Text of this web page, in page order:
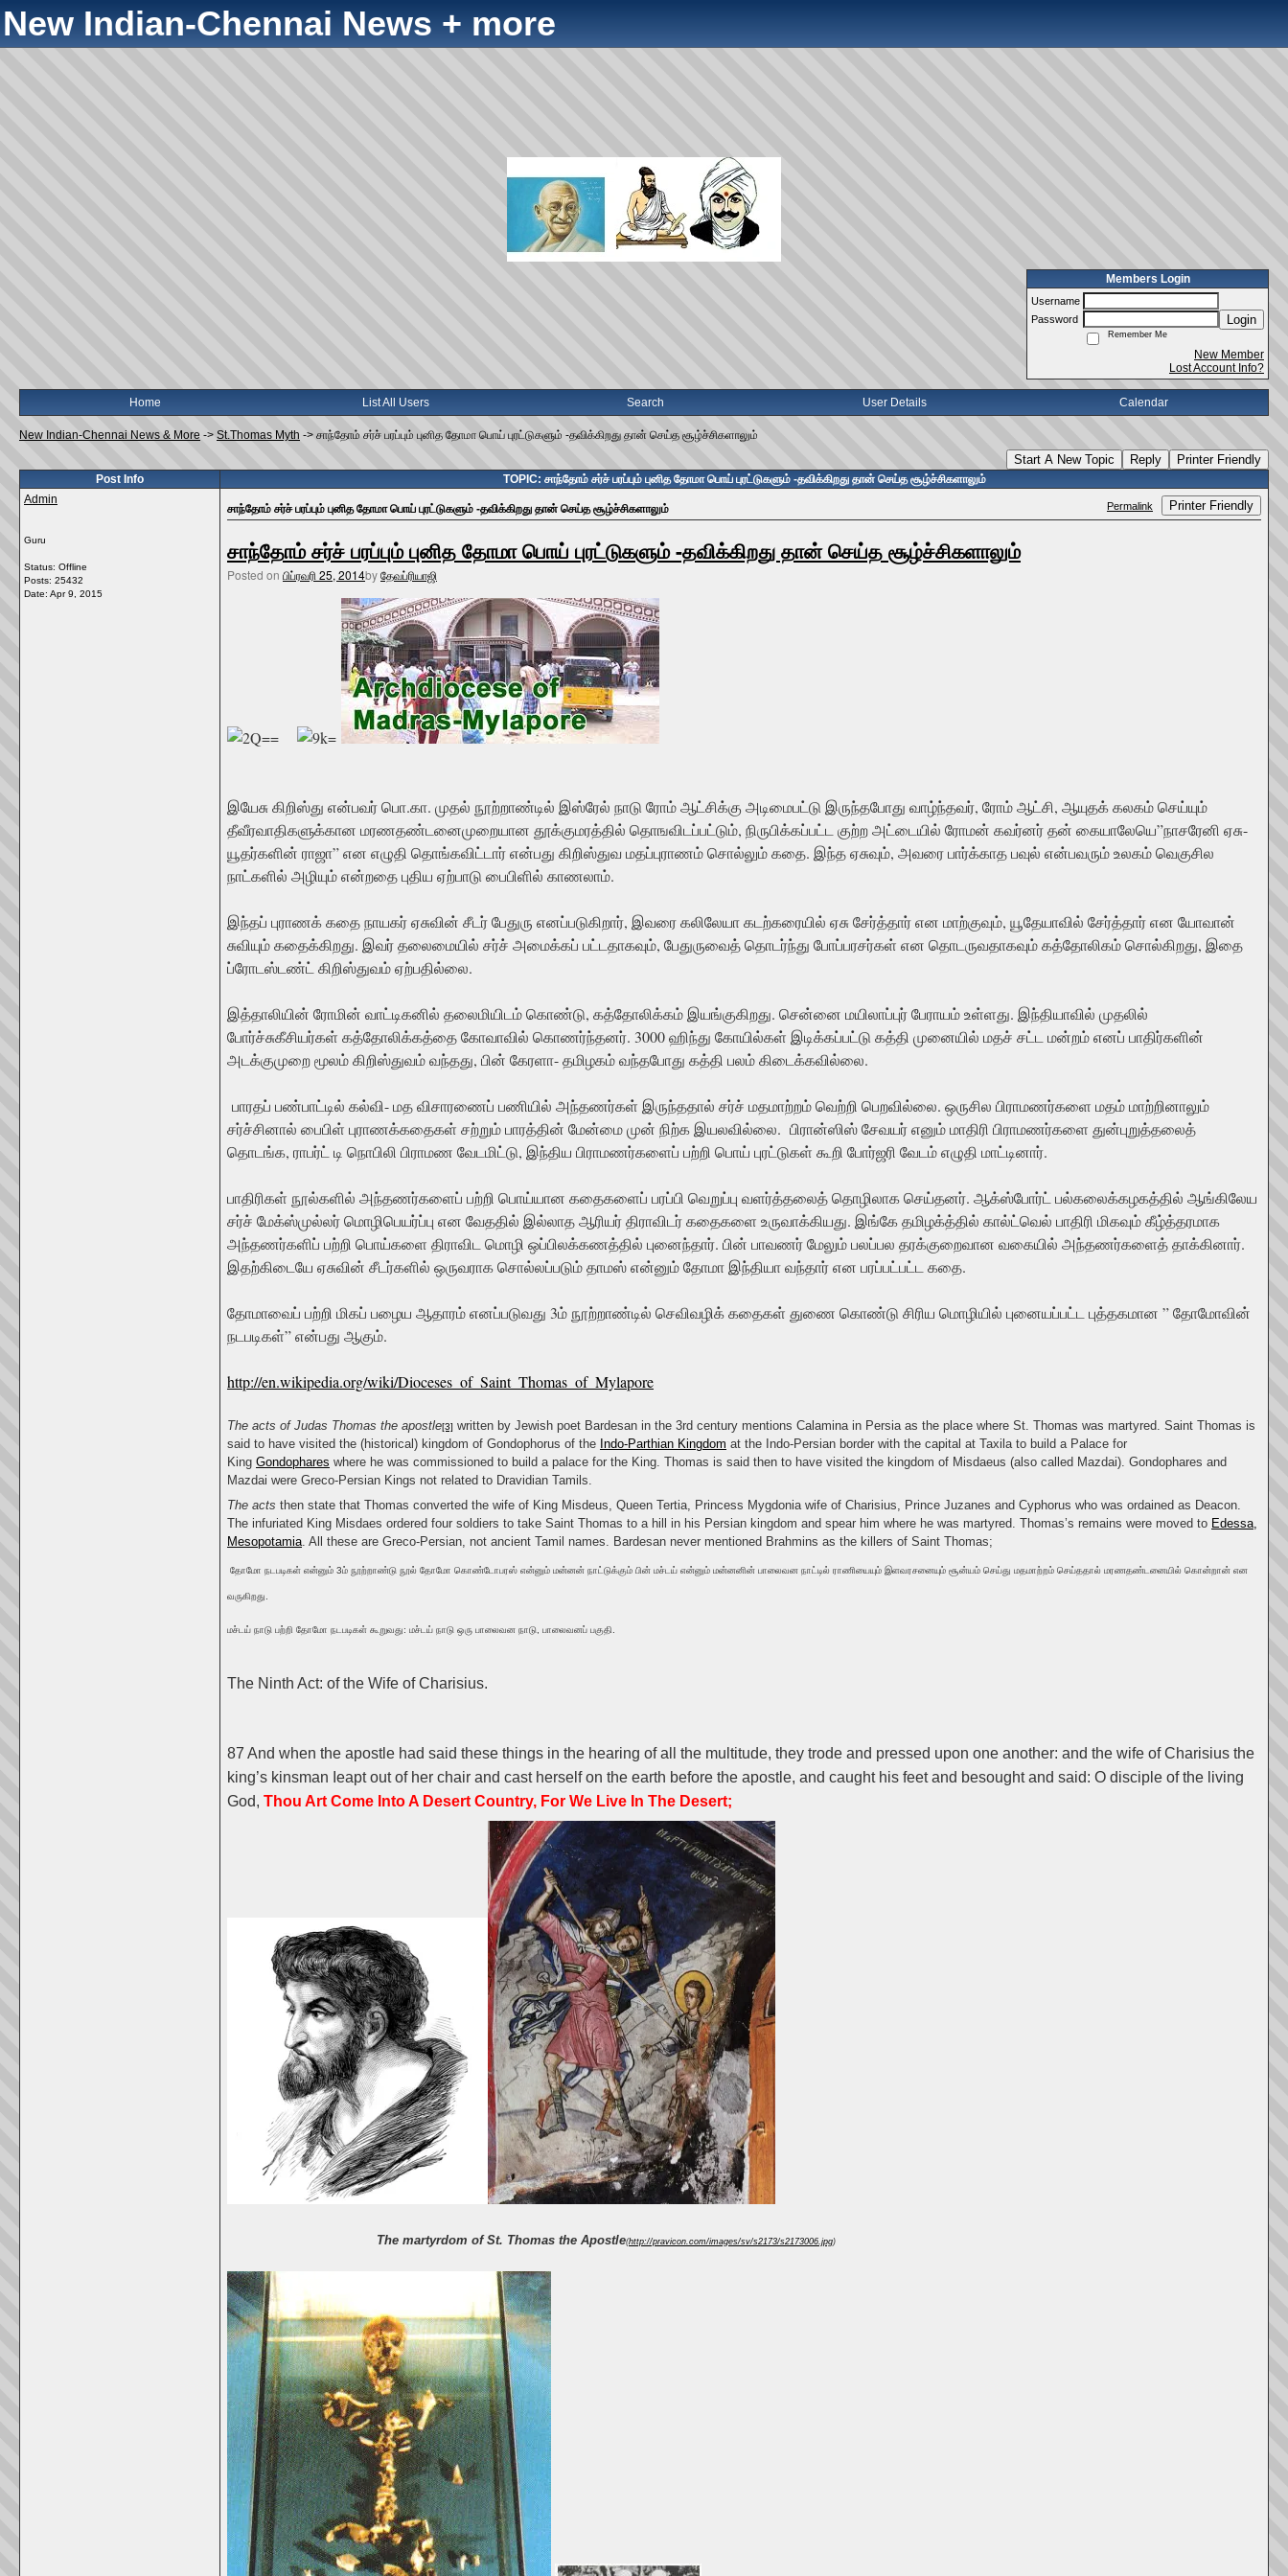
New Indian-Chennai News + more
Members Login
Username
Password
Login
Remember Me
New Member
Lost Account Info?
Home List All Users Search User Details Calendar
New Indian-Chennai News & More -> St.Thomas Myth -> சாந்தோம் சர்ச் பரப்பும் புனித தோமா பொய் புரட்டுகளும் -தவிக்கிறது தான் செய்த சூழ்ச்சிகளாலும்
Start A New Topic Reply Printer Friendly
Post Info
TOPIC: சாந்தோம் சர்ச் பரப்பும் புனித தோமா பொய் புரட்டுகளும் -தவிக்கிறது தான் செய்த சூழ்ச்சிகளாலும்
Admin
Guru
Status: Offline
Posts: 25432
Date: Apr 9, 2015
சாந்தோம் சர்ச் பரப்பும் புனித தோமா பொய் புரட்டுகளும் -தவிக்கிறது தான் செய்த சூழ்ச்சிகளாலும் Permalink Printer Friendly
சாந்தோம் சர்ச் பரப்பும் புனித தோமா பொய் புரட்டுகளும் -தவிக்கிறது தான் செய்த சூழ்ச்சிகளாலும்
Posted on பிப்ரவரி 25, 2014byதேவப்ரியாஜி
இயேசு கிறிஸ்து என்பவர் பொ.கா. முதல் நூற்றாண்டில் இஸ்ரேல் நாடு ரோம் ஆட்சிக்கு அடிமைபட்டு இருந்தபோது வாழ்ந்தவர், ரோம் ஆட்சி, ஆயுதக் கலகம் செய்யும்
தீவீரவாதிகளுக்கான மரணதண்டனைமுறையான தூக்குமரத்தில் தொஙவிடப்பட்டும், நிருபிக்கப்பட்ட குற்ற அட்டையில் ரோமன் கவர்னர் தன் கையாலேயெ”நாசரேனி ஏசு-
யூதர்களின் ராஜா” என எழுதி தொங்கவிட்டார் என்பது கிறிஸ்துவ மதப்புராணம் சொல்லும் கதை. இந்த ஏசுவும், அவரை பார்க்காத பவுல் என்பவரும் உலகம் வெகுசில
நாட்களில் அழியும் என்றதை புதிய ஏற்பாடு பைபிளில் காணலாம்.
இந்தப் புராணக் கதை நாயகர் ஏசுவின் சீடர் பேதுரு எனப்படுகிறார், இவரை கலிலேயா கடற்கரையில் ஏசு சேர்த்தார் என மாற்குவும், யூதேயாவில் சேர்த்தார் என யோவான்
சுவியும் கதைக்கிறது. இவர் தலைமையில் சர்ச் அமைக்கப் பட்டதாகவும், பேதுருவைத் தொடர்ந்து போப்பரசர்கள் என தொடருவதாகவும் கத்தோலிகம் சொல்கிறது, இதை
ப்ரோடஸ்டண்ட் கிறிஸ்துவம் ஏற்பதில்லை.
இத்தாலியின் ரோமின் வாட்டிகனில் தலைமியிடம் கொண்டு, கத்தோலிக்கம் இயங்குகிறது. சென்னை மயிலாப்புர் பேராயம் உள்ளது. இந்தியாவில் முதலில்
போர்ச்சுகீசியர்கள் கத்தோலிக்கத்தை கோவாவில் கொணர்ந்தனர். 3000 ஹிந்து கோயில்கள் இடிக்கப்பட்டு கத்தி முனையில் மதச் சட்ட மன்றம் எனப் பாதிர்களின்
அடக்குமுறை மூலம் கிறிஸ்துவம் வந்தது, பின் கேரளா- தமிழகம் வந்தபோது கத்தி பலம் கிடைக்கவில்லை.
பாரதப் பண்பாட்டில் கல்வி- மத விசாரணைப் பணியில் அந்தணர்கள் இருந்ததால் சர்ச் மதமாற்றம் வெற்றி பெறவில்லை. ஒருசில பிராமணர்களை மதம் மாற்றினாலும்
சர்ச்சினால் பைபிள் புராணக்கதைகள் சற்றும் பாரத்தின் மேன்மை முன் நிற்க இயலவில்லை. பிரான்ஸிஸ் சேவயர் எனும் மாதிரி பிராமணர்களை துன்புறுத்தலைத்
தொடங்க, ராபர்ட் டி நொபிலி பிராமண வேடமிட்டு, இந்திய பிராமணர்களைப் பற்றி பொய் புரட்டுகள் கூறி போர்ஜரி வேடம் எழுதி மாட்டினார்.
பாதிரிகள் நூல்களில் அந்தணர்களைப் பற்றி பொய்யான கதைகளைப் பரப்பி வெறுப்பு வளர்த்தலைத் தொழிலாக செய்தனர். ஆக்ஸ்போர்ட் பல்கலைக்கழகத்தில் ஆங்கிலேய
சர்ச் மேக்ஸ்முல்லர் மொழிபெயர்ப்பு என வேததில் இல்லாத ஆரியர் திராவிடர் கதைகளை உருவாக்கியது. இங்கே தமிழக்த்தில் கால்ட்வெல் பாதிரி மிகவும் கீழ்த்தரமாக
அந்தணர்களிப் பற்றி பொய்களை திராவிட மொழி ஒப்பிலக்கணத்தில் புனைந்தார். பின் பாவணர் மேலும் பலப்பல தரக்குறைவான வகையில் அந்தணர்களைத் தாக்கினார்.
இதற்கிடையே ஏசுவின் சீடர்களில் ஒருவராக சொல்லப்படும் தாமஸ் என்னும் தோமா இந்தியா வந்தார் என பரப்பட்பட்ட கதை.
தோமாவைப் பற்றி மிகப் பழைய ஆதாரம் எனப்படுவது 3ம் நூற்றாண்டில் செவிவழிக் கதைகள் துணை கொண்டு சிரிய மொழியில் புனையப்பட்ட புத்தகமான ” தோமோவின்
நடபடிகள்” என்பது ஆகும்.
http://en.wikipedia.org/wiki/Dioceses_of_Saint_Thomas_of_Mylapore
The acts of Judas Thomas the apostle[3] written by Jewish poet Bardesan in the 3rd century mentions Calamina in Persia as the place where St. Thomas was martyred. Saint Thomas is
said to have visited the (historical) kingdom of Gondophorus of the Indo-Parthian Kingdom at the Indo-Persian border with the capital at Taxila to build a Palace for
King Gondophares where he was commissioned to build a palace for the King. Thomas is said then to have visited the kingdom of Misdaeus (also called Mazdai). Gondophares and
Mazdai were Greco-Persian Kings not related to Dravidian Tamils.
The acts then state that Thomas converted the wife of King Misdeus, Queen Tertia, Princess Mygdonia wife of Charisius, Prince Juzanes and Cyphorus who was ordained as Deacon.
The infuriated King Misdaes ordered four soldiers to take Saint Thomas to a hill in his Persian kingdom and spear him where he was martyred. Thomas’s remains were moved to Edessa,
Mesopotamia . All these are Greco-Persian, not ancient Tamil names. Bardesan never mentioned Brahmins as the killers of Saint Thomas;
தோமோ நடபடிகள் என்னும் 3ம் நூற்றாண்டு நூல் தோமோ கொண்டோபரஸ் என்னும் மன்னன் நாட்டுக்கும் பின் மச்டய் என்னும் மன்னனின் பாலைவன நாட்டில் ராணியையும் இளவரசனையும் சூன்யம் செய்து மதமாற்றம் செய்ததால் மரணதண்டனையில் கொன்றான் என
வருகிறது.
மச்டய் நாடு பற்றி தோமோ நடபடிகள் கூறுவது: மச்டய் நாடு ஒரு பாலைவன நாடு, பாலைவனப் பகுதி.
The Ninth Act: of the Wife of Charisius.
87 And when the apostle had said these things in the hearing of all the multitude, they trode and pressed upon one another: and the wife of Charisius the
king’s kinsman Ieapt out of her chair and cast herself on the earth before the apostle, and caught his feet and besought and said: O disciple of the living
God, Thou Art Come Into A Desert Country, For We Live In The Desert;
The martyrdom of St. Thomas the Apostle(http://pravicon.com/images/sv/s2173/s2173006.jpg)